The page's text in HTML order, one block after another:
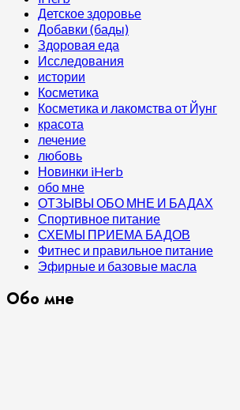
Детское здоровье
Добавки (бады)
Здоровая еда
Исследования
истории
Косметика
Косметика и лакомства от Йунг
красота
лечение
любовь
Новинки iHerb
обо мне
ОТЗЫВЫ ОБО МНЕ И БАДАХ
Спортивное питание
СХЕМЫ ПРИЕМА БАДОВ
Фитнес и правильное питание
Эфирные и базовые масла
Обо мне